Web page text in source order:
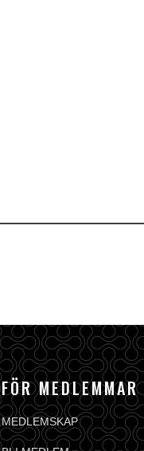
FÖR MEDLEMMAR
MEDLEMSKAP